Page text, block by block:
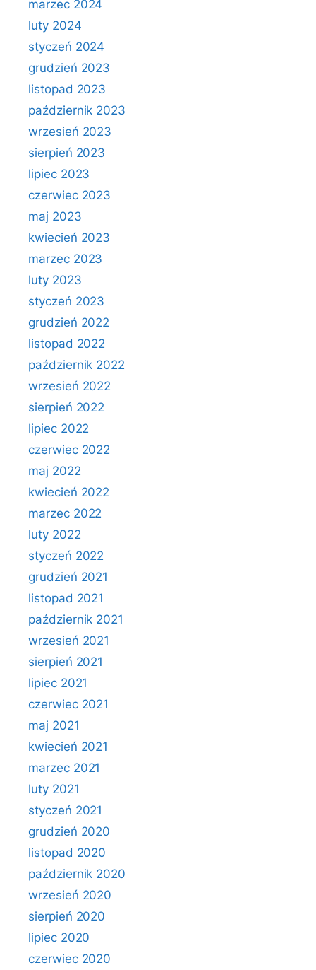
marzec 2024
luty 2024
styczeń 2024
grudzień 2023
listopad 2023
październik 2023
wrzesień 2023
sierpień 2023
lipiec 2023
czerwiec 2023
maj 2023
kwiecień 2023
marzec 2023
luty 2023
styczeń 2023
grudzień 2022
listopad 2022
październik 2022
wrzesień 2022
sierpień 2022
lipiec 2022
czerwiec 2022
maj 2022
kwiecień 2022
marzec 2022
luty 2022
styczeń 2022
grudzień 2021
listopad 2021
październik 2021
wrzesień 2021
sierpień 2021
lipiec 2021
czerwiec 2021
maj 2021
kwiecień 2021
marzec 2021
luty 2021
styczeń 2021
grudzień 2020
listopad 2020
październik 2020
wrzesień 2020
sierpień 2020
lipiec 2020
czerwiec 2020